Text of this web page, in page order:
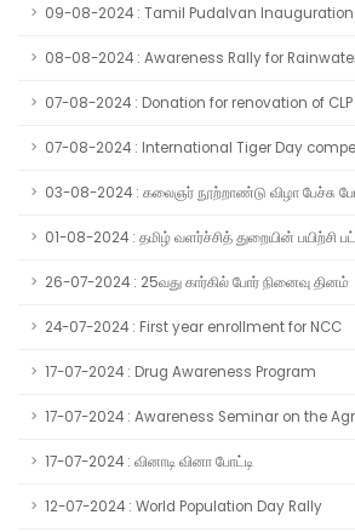
09-08-2024 : Tamil Pudalvan Inauguration
08-08-2024 : Awareness Rally for
07-08-2024 : Donation for renovation of
07-08-2024 : International Tiger Day
03-08-2024 : கலைஞர் நூற்றாண்டு விழா பேச்சு
01-08-2024 : தமிழ் வளர்ச்சித் துறையின் பயிற்சி
26-07-2024 : 25வது கார்கில் போர் நினைவு தினம்
24-07-2024 : First year enrollment for NCC
17-07-2024 : Drug Awareness Program
17-07-2024 : Awareness Seminar on the
17-07-2024 : வினாடி வினா போட்டி
12-07-2024 : World Population Day Rally